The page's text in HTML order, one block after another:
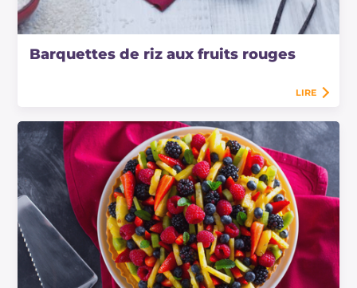
Barquettes de riz aux fruits rouges
LIRE